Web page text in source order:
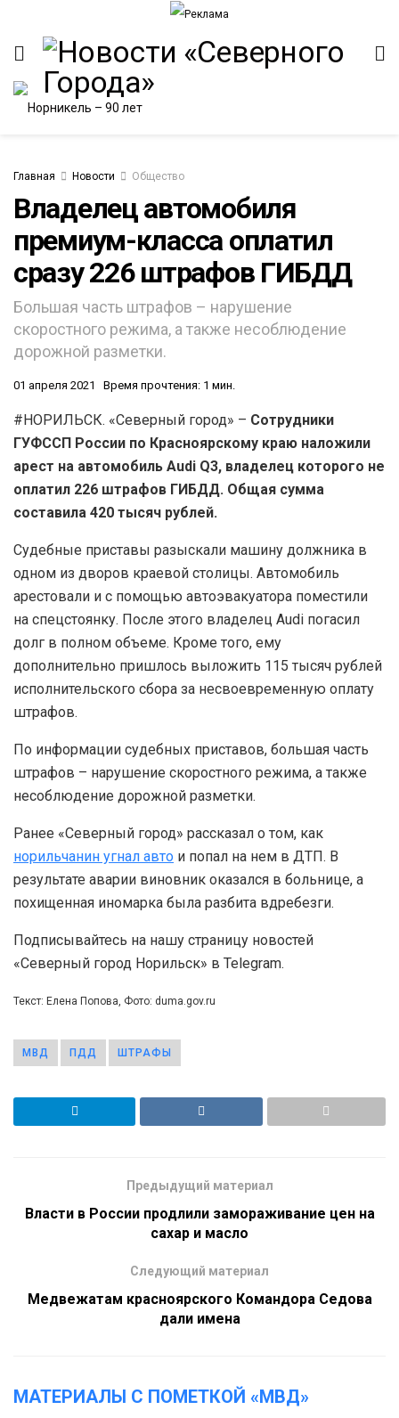
Главная Новости Общество
Владелец автомобиля
премиум-класса оплатил
сразу 226 штрафов ГИБДД
Большая часть штрафов – нарушение
скоростного режима, а также несоблюдение
дорожной разметки.
01 апреля 2021 Время прочтения: 1 мин.
#НОРИЛЬСК. «Северный город» – Сотрудники
ГУФССП России по Красноярскому краю наложили
арест на автомобиль Audi Q3, владелец которого не
оплатил 226 штрафов ГИБДД. Общая сумма
составила 420 тысяч рублей.
Судебные приставы разыскали машину должника в
одном из дворов краевой столицы. Автомобиль
арестовали и с помощью автоэвакуатора поместили
на спецстоянку. После этого владелец Audi погасил
долг в полном объеме. Кроме того, ему
дополнительно пришлось выложить 115 тысяч рублей
исполнительского сбора за несвоевременную оплату
штрафов.
По информации судебных приставов, большая часть
штрафов – нарушение скоростного режима, а также
несоблюдение дорожной разметки.
Ранее «Северный город» рассказал о том, как
норильчанин угнал авто и попал на нем в ДТП. В
результате аварии виновник оказался в больнице, а
похищенная иномарка была разбита вдребезги.
Подписывайтесь на нашу страницу новостей
«Северный город Норильск» в Telegram.
Текст: Елена Попова, Фото: duma.gov.ru
МВД ПДД ШТРАФЫ
Предыдущий материал
Власти в России продлили замораживание цен на
сахар и масло
Следующий материал
Медвежатам красноярского Командора Седова
дали имена
МАТЕРИАЛЫ С ПОМЕТКОЙ «МВД»